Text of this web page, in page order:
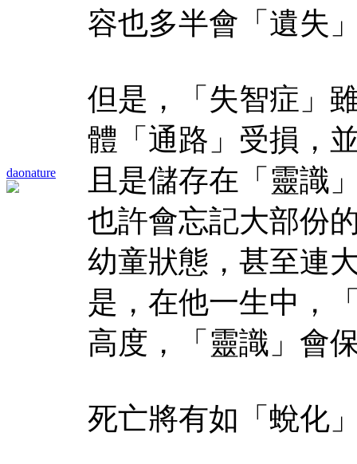
daonature
容也多半會「遺失
但是，「失智症」
體「通路」受損，
且是儲存在「靈識
也許會忘記大部份
幼童狀態，甚至連
是，在他一生中，
高度，「靈識」會
死亡將有如「蛻化